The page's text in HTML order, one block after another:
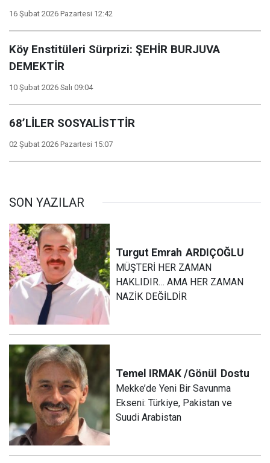
16 Şubat 2026 Pazartesi 12:42
Köy Enstitüleri Sürprizi: ŞEHİR BURJUVA
DEMEKTİR
10 Şubat 2026 Salı 09:04
68’LİLER SOSYALİSTTİR
02 Şubat 2026 Pazartesi 15:07
SON YAZILAR
Turgut Emrah ARDIÇOĞLU
MÜŞTERİ HER ZAMAN
HAKLIDIR… AMA HER ZAMAN
NAZİK DEĞİLDİR
Temel IRMAK /Gönül Dostu
Mekke’de Yeni Bir Savunma
Ekseni: Türkiye, Pakistan ve
Suudi Arabistan